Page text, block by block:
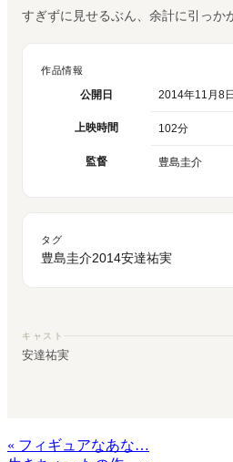
すぎずに見せるぶん、余計に引っか
キャスト
安達祐実
作品情報
公開日 2014年11月8日
上映時間 102分
監督 豊島圭介
タグ
豊島圭介2014安達祐実
« フィギュアなあな…